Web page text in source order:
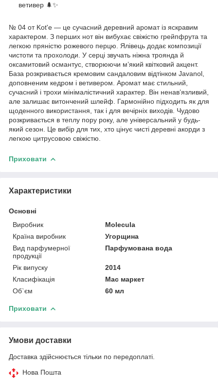
ветивер 🌲✨
№ 04 от Kot'e — це сучасний деревний аромат із яскравим
характером. З перших нот він вибухає свіжістю грейпфрута та
легкою пряністю рожевого перцю. Ялівець додає композиції
чистоти та прохолоди. У серці звучать ніжна троянда й
оксамитовий османтус, створюючи м’який квітковий акцент.
База розкривається кремовим сандаловим відтінком Javanol,
доповненим кедром і ветивером. Аромат має стильний,
сучасний і трохи мінімалістичний характер. Він ненав’язливий,
але залишає витончений шлейф. Гармонійно підходить як для
щоденного використання, так і для вечірніх виходів. Чудово
розкривається в теплу пору року, але універсальний у будь-
який сезон. Це вибір для тих, хто цінує чисті деревні акорди з
легкою цитрусовою свіжістю.
Приховати
Характеристики
Основні
Виробник
Molecula
Країна виробник
Угорщина
Вид парфумерної
продукції
Парфумована вода
Рік випуску
2014
Класифікація
Мас маркет
Об`єм
60 мл
Приховати
Умови доставки
Доставка здійснюється тільки по передоплаті.
Нова Пошта